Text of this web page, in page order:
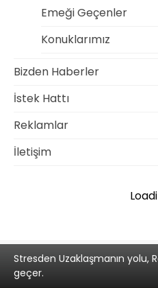
Emeği Geçenler
Konuklarımız
Bizden Haberler
İstek Hattı
Reklamlar
İletişim
Stresden Uzaklaşmanın yolu,
geçer.